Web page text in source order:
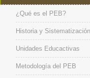
¿Qué es el PEB?
Historia y Sistematización
Unidades Educactivas
Metodología del PEB